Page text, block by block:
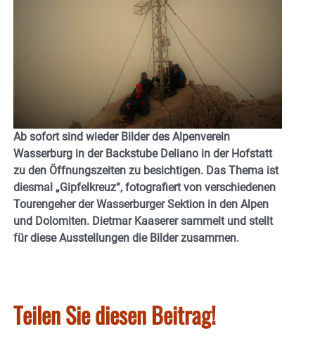
Ab sofort sind wieder Bilder des Alpenverein
Wasserburg in der Backstube Deliano in der Hofstatt
zu den Öffnungszeiten zu besichtigen. Das Thema ist
diesmal „Gipfelkreuz“, fotografiert von verschiedenen
Tourengeher der Wasserburger Sektion in den Alpen
und Dolomiten. Dietmar Kaaserer sammelt und stellt
für diese Ausstellungen die Bilder zusammen.
Teilen Sie diesen Beitrag!